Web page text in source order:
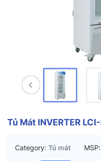
Tủ Mát INVERTER
Category: Tủ mát MSP: